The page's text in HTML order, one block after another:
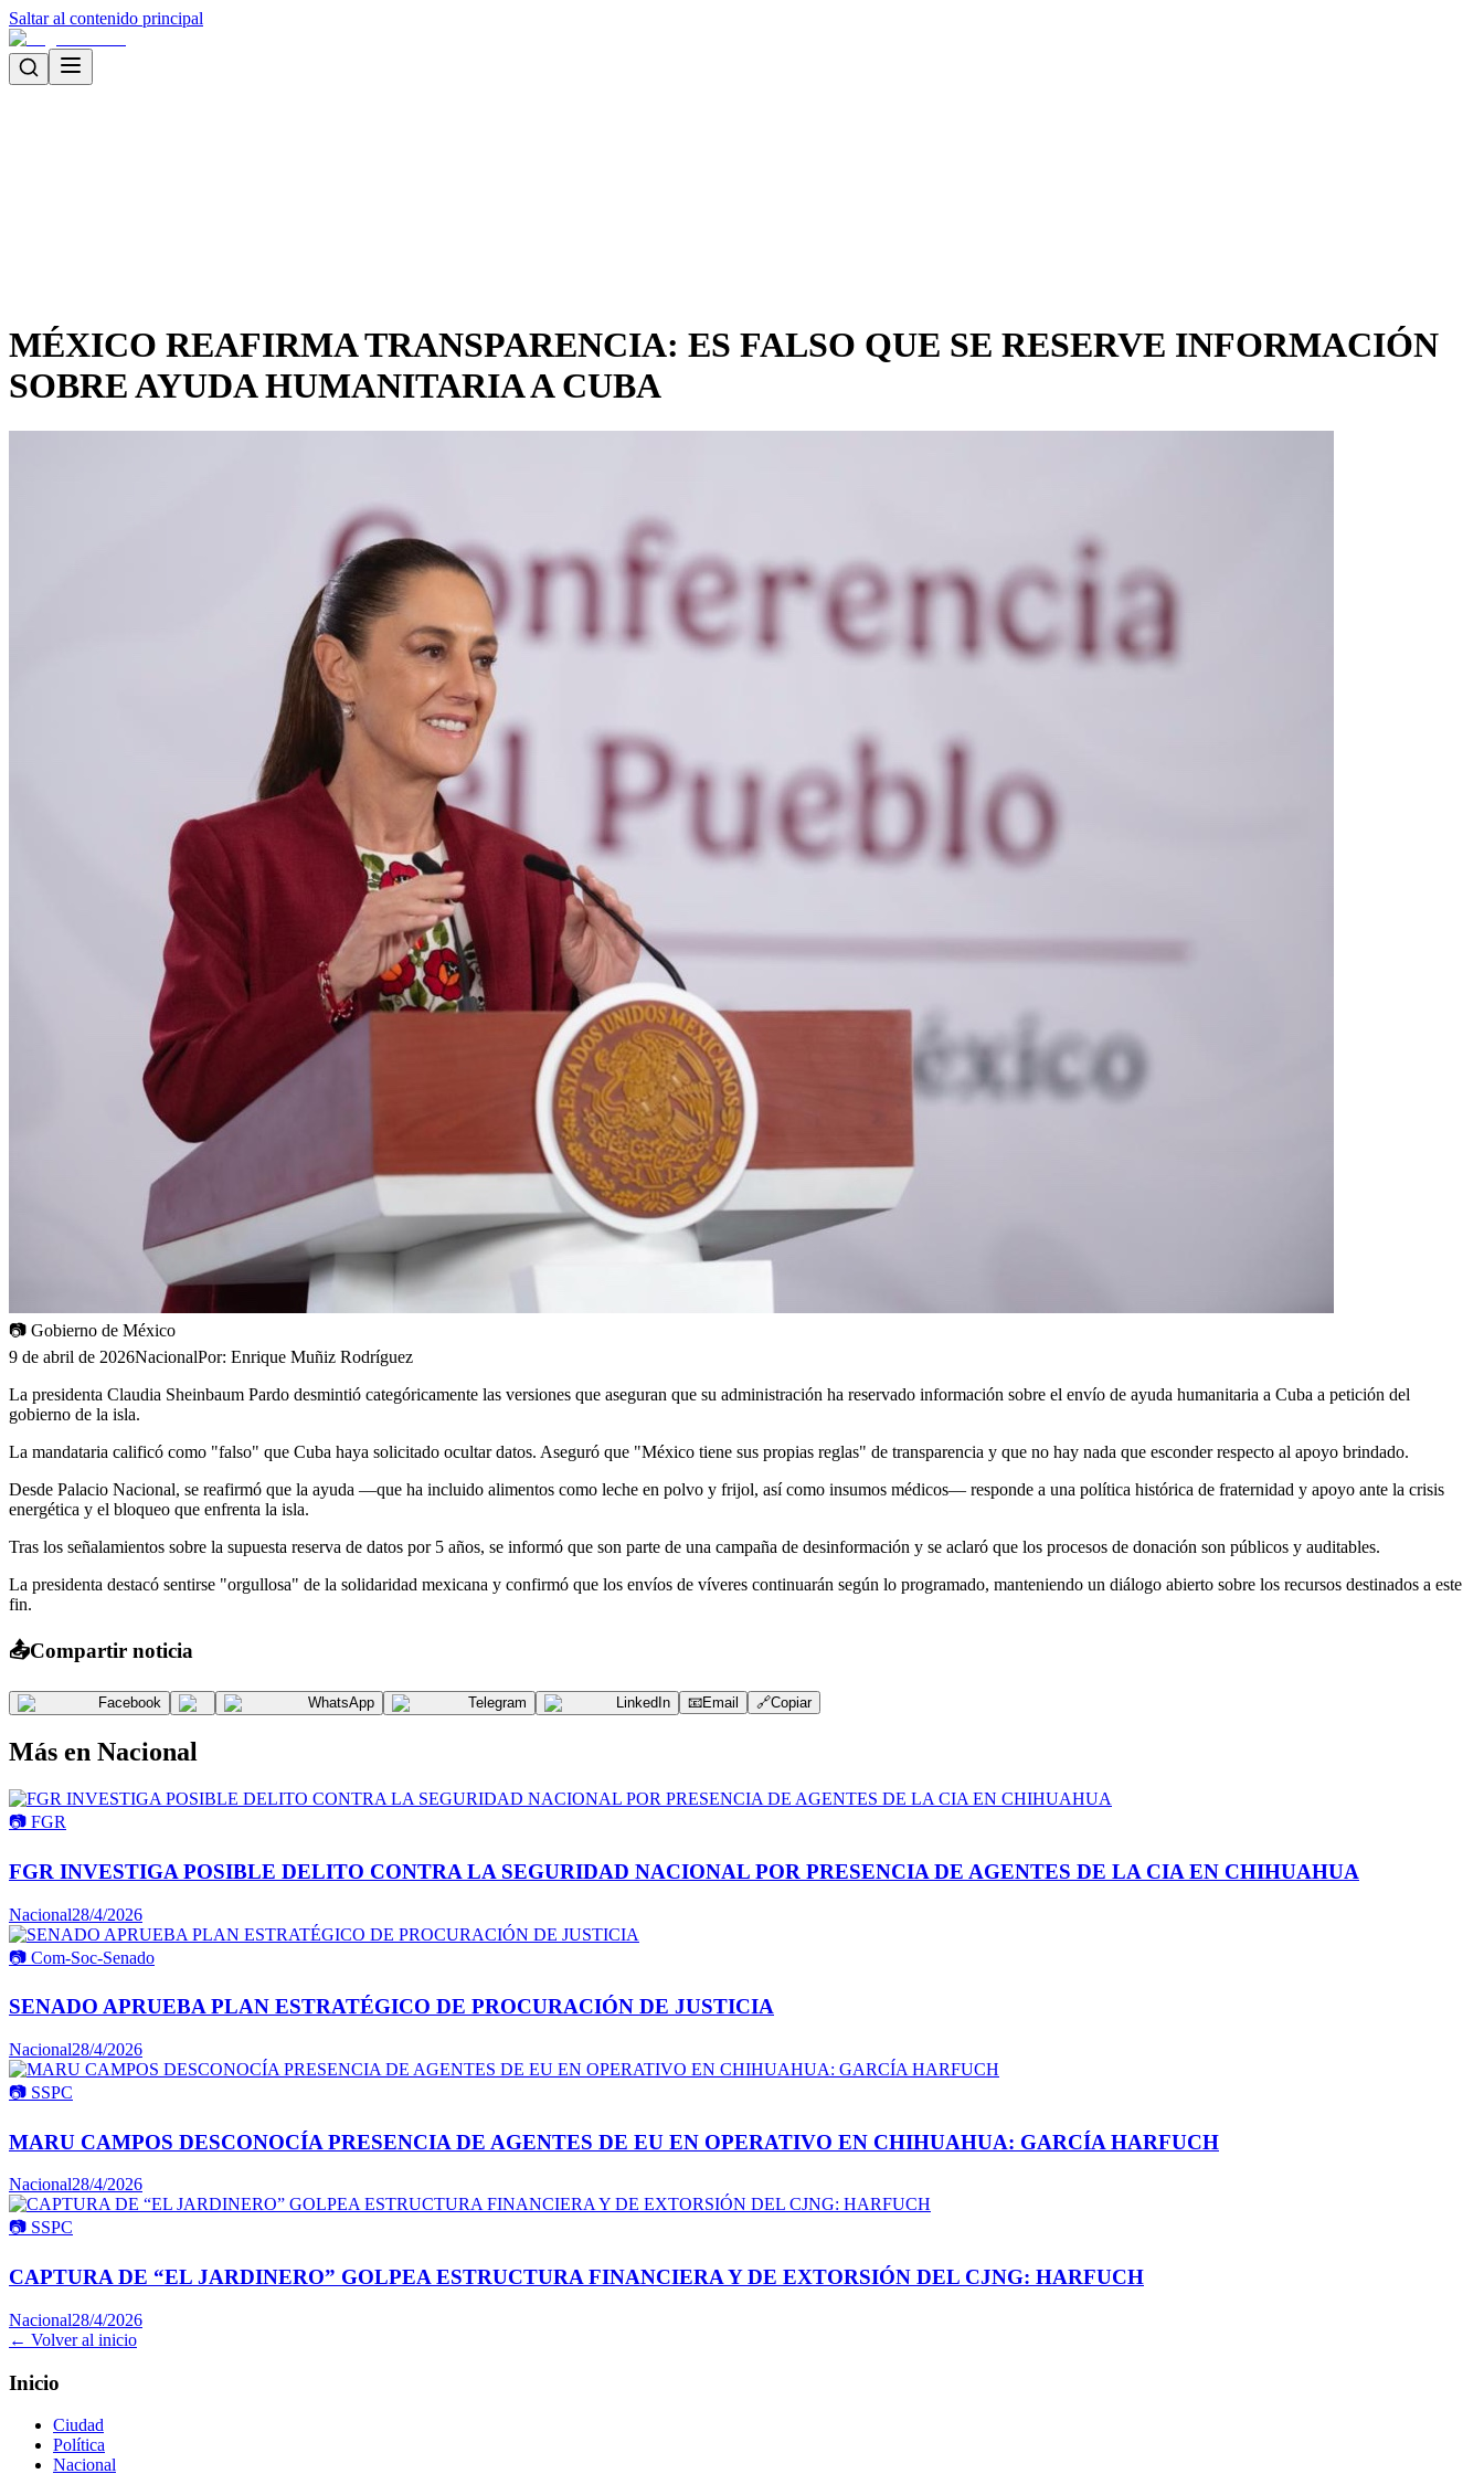
Saltar al contenido principal
MÉXICO REAFIRMA TRANSPARENCIA: ES FALSO QUE SE RESERVE INFORMACIÓN
SOBRE AYUDA HUMANITARIA A CUBA
📷 Gobierno de México
9 de abril de 2026NacionalPor: Enrique Muñiz Rodríguez
La presidenta Claudia Sheinbaum Pardo desmintió categóricamente las versiones que aseguran que su administración ha reservado información sobre el envío de ayuda humanitaria a Cuba a petición del
gobierno de la isla.
La mandataria calificó como "falso" que Cuba haya solicitado ocultar datos. Aseguró que "México tiene sus propias reglas" de transparencia y que no hay nada que esconder respecto al apoyo brindado.
Desde Palacio Nacional, se reafirmó que la ayuda —que ha incluido alimentos como leche en polvo y frijol, así como insumos médicos— responde a una política histórica de fraternidad y apoyo ante la crisis
energética y el bloqueo que enfrenta la isla.
Tras los señalamientos sobre la supuesta reserva de datos por 5 años, se informó que son parte de una campaña de desinformación y se aclaró que los procesos de donación son públicos y auditables.
La presidenta destacó sentirse "orgullosa" de la solidaridad mexicana y confirmó que los envíos de víveres continuarán según lo programado, manteniendo un diálogo abierto sobre los recursos destinados a este
fin.
📤Compartir noticia
Facebook WhatsApp Telegram LinkedIn 📧Email 🔗Copiar
Más en Nacional
📷 FGR
FGR INVESTIGA POSIBLE DELITO CONTRA LA SEGURIDAD NACIONAL POR PRESENCIA DE AGENTES DE LA CIA EN CHIHUAHUA
Nacional28/4/2026
📷 Com-Soc-Senado
SENADO APRUEBA PLAN ESTRATÉGICO DE PROCURACIÓN DE JUSTICIA
Nacional28/4/2026
📷 SSPC
MARU CAMPOS DESCONOCÍA PRESENCIA DE AGENTES DE EU EN OPERATIVO EN CHIHUAHUA: GARCÍA HARFUCH
Nacional28/4/2026
📷 SSPC
CAPTURA DE “EL JARDINERO” GOLPEA ESTRUCTURA FINANCIERA Y DE EXTORSIÓN DEL CJNG: HARFUCH
Nacional28/4/2026
← Volver al inicio
Inicio
Ciudad
Política
Nacional